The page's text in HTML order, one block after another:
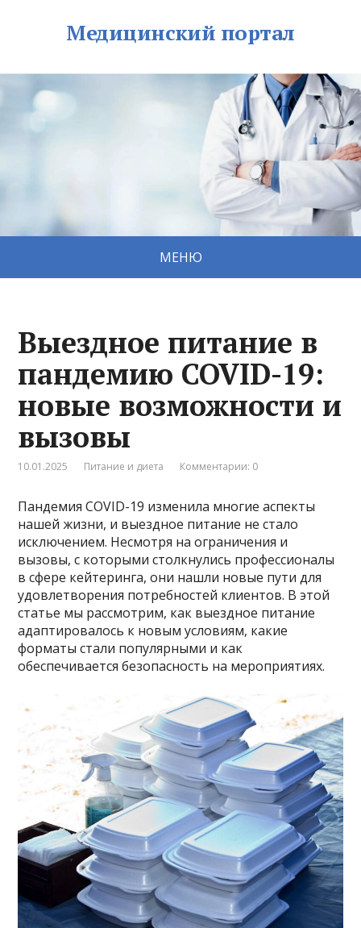
Медицинский портал
МЕНЮ
Выездное питание в
пандемию COVID-19:
новые возможности и
вызовы
10.01.2025 Питание и диета Комментарии: 0
Пандемия COVID-19 изменила многие аспекты
нашей жизни, и выездное питание не стало
исключением. Несмотря на ограничения и
вызовы, с которыми столкнулись профессионалы
в сфере кейтеринга, они нашли новые пути для
удовлетворения потребностей клиентов. В этой
статье мы рассмотрим, как выездное питание
адаптировалось к новым условиям, какие
форматы стали популярными и как
обеспечивается безопасность на мероприятиях.